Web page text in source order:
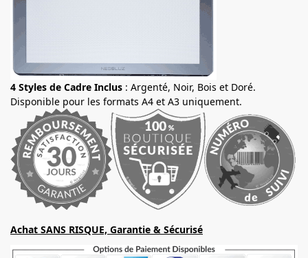
4 Styles de Cadre Inclus : Argenté, Noir, Bois et Doré.
Disponible pour les formats A4 et A3 uniquement.
Achat SANS RISQUE, Garantie & Sécurisé